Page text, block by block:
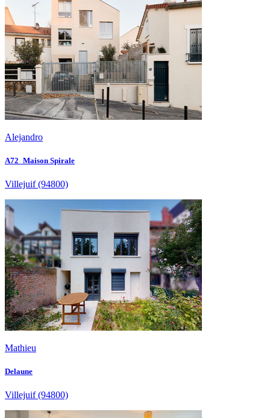
Alejandro
A72_Maison Spirale
Villejuif(94800)
Mathieu
Delaune
Villejuif(94800)